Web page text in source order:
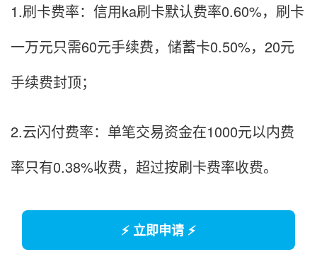
1.刷卡费率：信用ka刷卡默认费率0.60%，刷卡
一万元只需60元手续费，储蓄卡0.50%，20元
手续费封顶；
2.云闪付费率：单笔交易资金在1000元以内费
率只有0.38%收费，超过按刷卡费率收费。
⚡ 立即申请 ⚡